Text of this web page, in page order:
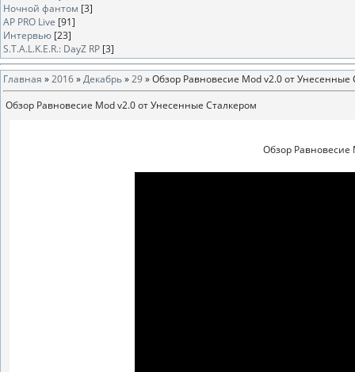
Ночной фантом [3]
AP PRO Live [91]
Интервью [23]
S.T.A.L.K.E.R.: DayZ RP [3]
Главная »2016»Декабрь»29» Обзор Равновесие Mod v2.0 от Унесенные
Обзор Равновесие Mod v2.0 от Унесенные Сталкером
Обзор Равновесие